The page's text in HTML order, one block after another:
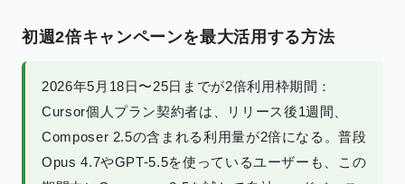
初週2倍キャンペーンを最大活用する方法
2026年5月18日〜25日までが2倍利用枠期間：
Cursor個人プラン契約者は、リリース後1週間、
Composer 2.5の含まれる利用量が2倍になる。普段
Opus 4.7やGPT-5.5を使っているユーザーも、この